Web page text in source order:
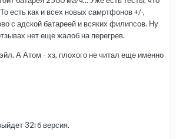
есть как и всех новых самртфонов +/-,
с адской батареей и всяких филипсов. Ну
нет еще жалоб на перегрев.
А Атом - хз, плохого не читал еще именно
32гб версия.